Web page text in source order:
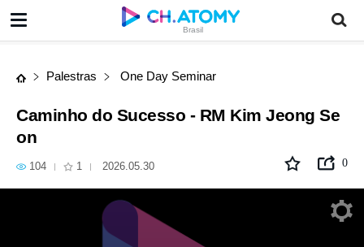
Brasil
Caminho do Sucesso - RM Kim Jeong Seon
Palestras One Day Seminar
Caminho do Sucesso - RM Kim Jeong Se
on
104 1 2026.05.30 0